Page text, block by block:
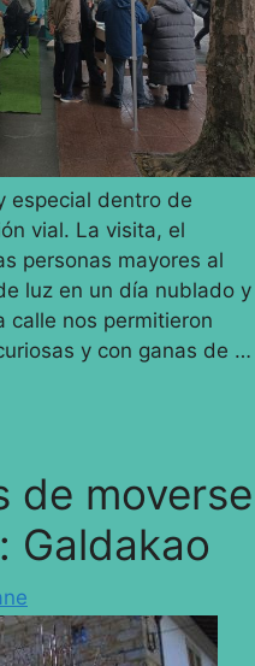
especial dentro de
vial. La visita, el
personas mayores al
luz en un día nublado y
calle nos permitieron
y con ganas de …
de moverse
Galdakao